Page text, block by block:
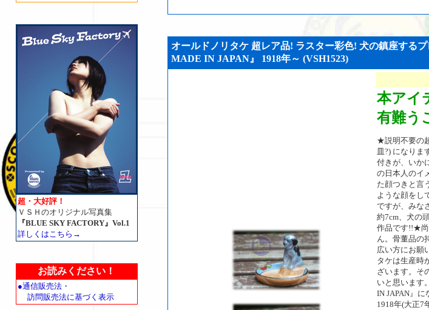
超・大好評！
ＶＳＨのオリジナル写真集
『BLUE SKY FACTORY』Vol.1
詳しくはこちら→
お読みください！
●通信販売法・
訪問販売法に基づく表示
オールドノリタケ 超レア品! ラスター彩色! 犬の鎮座する
MADE IN JAPAN』 1918年～ (VSH1523)
本アイ
有難う
★説明不要の
皿?) になりま
付きが、いか
の日本人のイ
た顔つきと言
ような顔をし
ですが、みな
約7cm、犬の
作品です!!★尚
ん。骨董品の
広い方にお願
タケは生産時
ざいます。そ
いと思います
IN JAPAN』
1918年(大正7